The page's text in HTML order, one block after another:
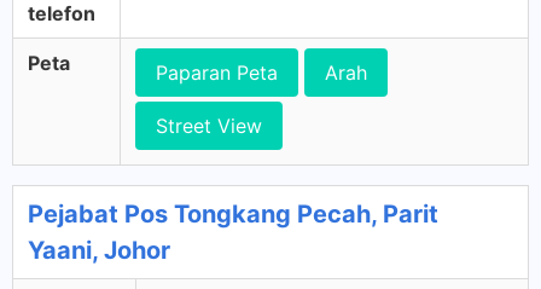
telefon
Peta Paparan Peta Arah
Street View
Pejabat Pos Tongkang Pecah, Parit
Yaani, Johor